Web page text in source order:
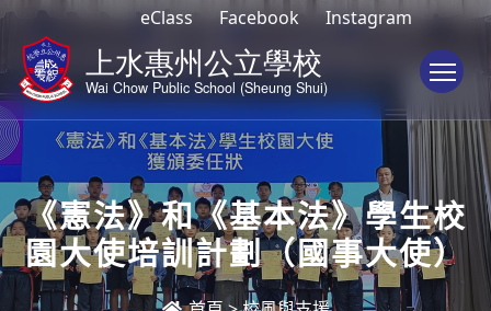
eClass Facebook Instagram
《憲法》和《基本法》學生校
園大使培訓計劃（國事大使）